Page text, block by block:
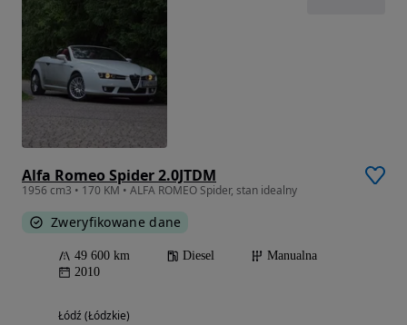
Alfa Romeo Spider 2.0JTDM
1956 cm3 • 170 KM • ALFA ROMEO Spider, stan idealny
Zweryfikowane dane
49 600 km Diesel
Manualna
2010
Łódź (Łódzkie)